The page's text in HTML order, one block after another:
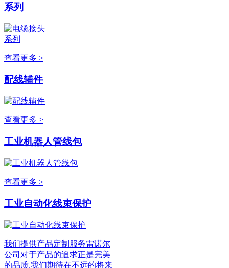
系列
查看更多 >
配线辅件
查看更多 >
工业机器人管线包
查看更多 >
工业自动化线束保护
我们提供产品定制服务雷诺尔
公司对于产品的追求正是完美
的品质,我们期待在不远的将来